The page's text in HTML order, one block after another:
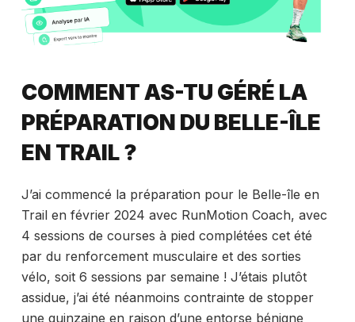
COMMENT AS-TU GÉRÉ LA
PRÉPARATION DU BELLE-ÎLE
EN TRAIL ?
J’ai commencé la préparation pour le Belle-île en
Trail en février 2024 avec RunMotion Coach, avec
4 sessions de courses à pied complétées cet été
par du renforcement musculaire et des sorties
vélo, soit 6 sessions par semaine ! J’étais plutôt
assidue, j’ai été néanmoins contrainte de stopper
une quinzaine en raison d’une entorse bénigne